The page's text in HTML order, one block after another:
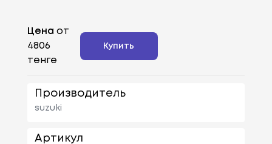
Цена от
4806
тенге
Купить
Производитель
suzuki
Артикул